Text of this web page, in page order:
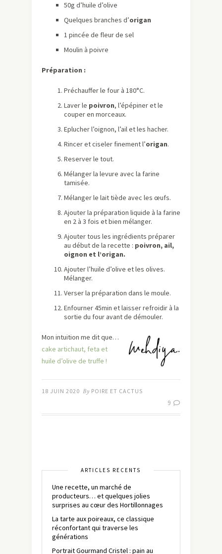
50g d’huile d’olive
Quelques branches d’origan
1 pincée de fleur de sel
Moulin à poivre
Préparation :
Préchauffer le four à 180°C.
Laver le poivron, l’épépiner et le
couper en morceaux.
Eplucher l’oignon, l’ail et les hacher.
Rincer et ciseler finement l’origan.
Reserver le tout.
Mélanger la levure avec la farine
tamisée.
Mélanger le lait tiède avec les œufs.
Ajouter la préparation liquide à la farine
en 2 à 3 fois et bien mélanger.
Ajouter tous les ingrédients préparer
au début de la recette : poivron, ail,
oignon et l’origan.
Ajouter l’huile d’olive et les olives.
Mélanger.
Verser la préparation dans le moule.
Enfourner 45min et laisser refroidir à la
sortie du four avant de démouler.
Mon intuition me dit que…
cake artichaut, feta et
huile d’olive de truffe !
18 JUIN 2020 By POIRE ET CACTUS
9
ARTICLES RÉCENTS
Une recette, un marché de
producteurs… et quelques jolies
surprises au cœur des Hortillonnages
La tarte aux poireaux, ce classique
réconfortant qui traverse les
générations
Portrait Gourmand Cristel : pain au